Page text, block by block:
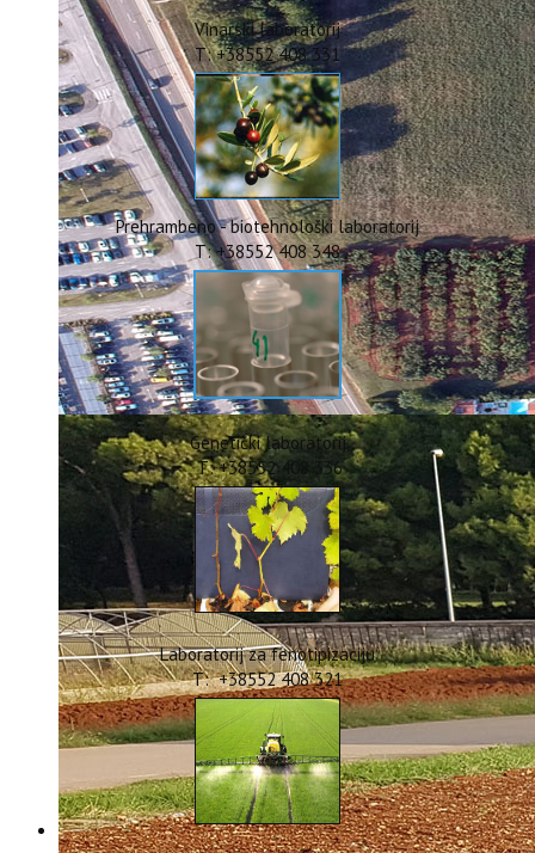
Akti Instituta
Linkovi
Kontakt
webmail
Popularizacija znanosti
ERASMUS+
HyPro4ST
DIGIAGRI
GreenTea
CIRCOLIVE
Vinarski laboratorij
T: +38552 408 331
Prehrambeno - biotehnološki laboratorij
T: +38552 408 348
Genetički laboratorij
T: +38552 408 336
Laboratorij za fenotipizaciju
T: +38552 408 321